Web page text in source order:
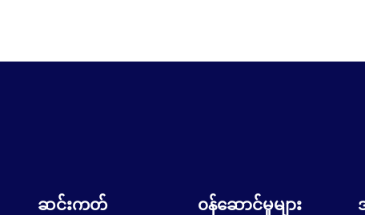
ဆင်းကတ် ၀န်ဆောင်မှုများ